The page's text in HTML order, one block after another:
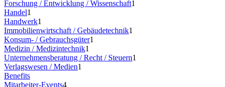
Forschung / Entwicklung / Wissenschaft1
Handel1
Handwerk1
Immobilienwirtschaft / Gebäudetechnik1
Konsum- / Gebrauchsgüter1
Medizin / Medizintechnik1
Unternehmensberatung / Recht / Steuern1
Verlagswesen / Medien1
Benefits
Mitarbeiter-Events4